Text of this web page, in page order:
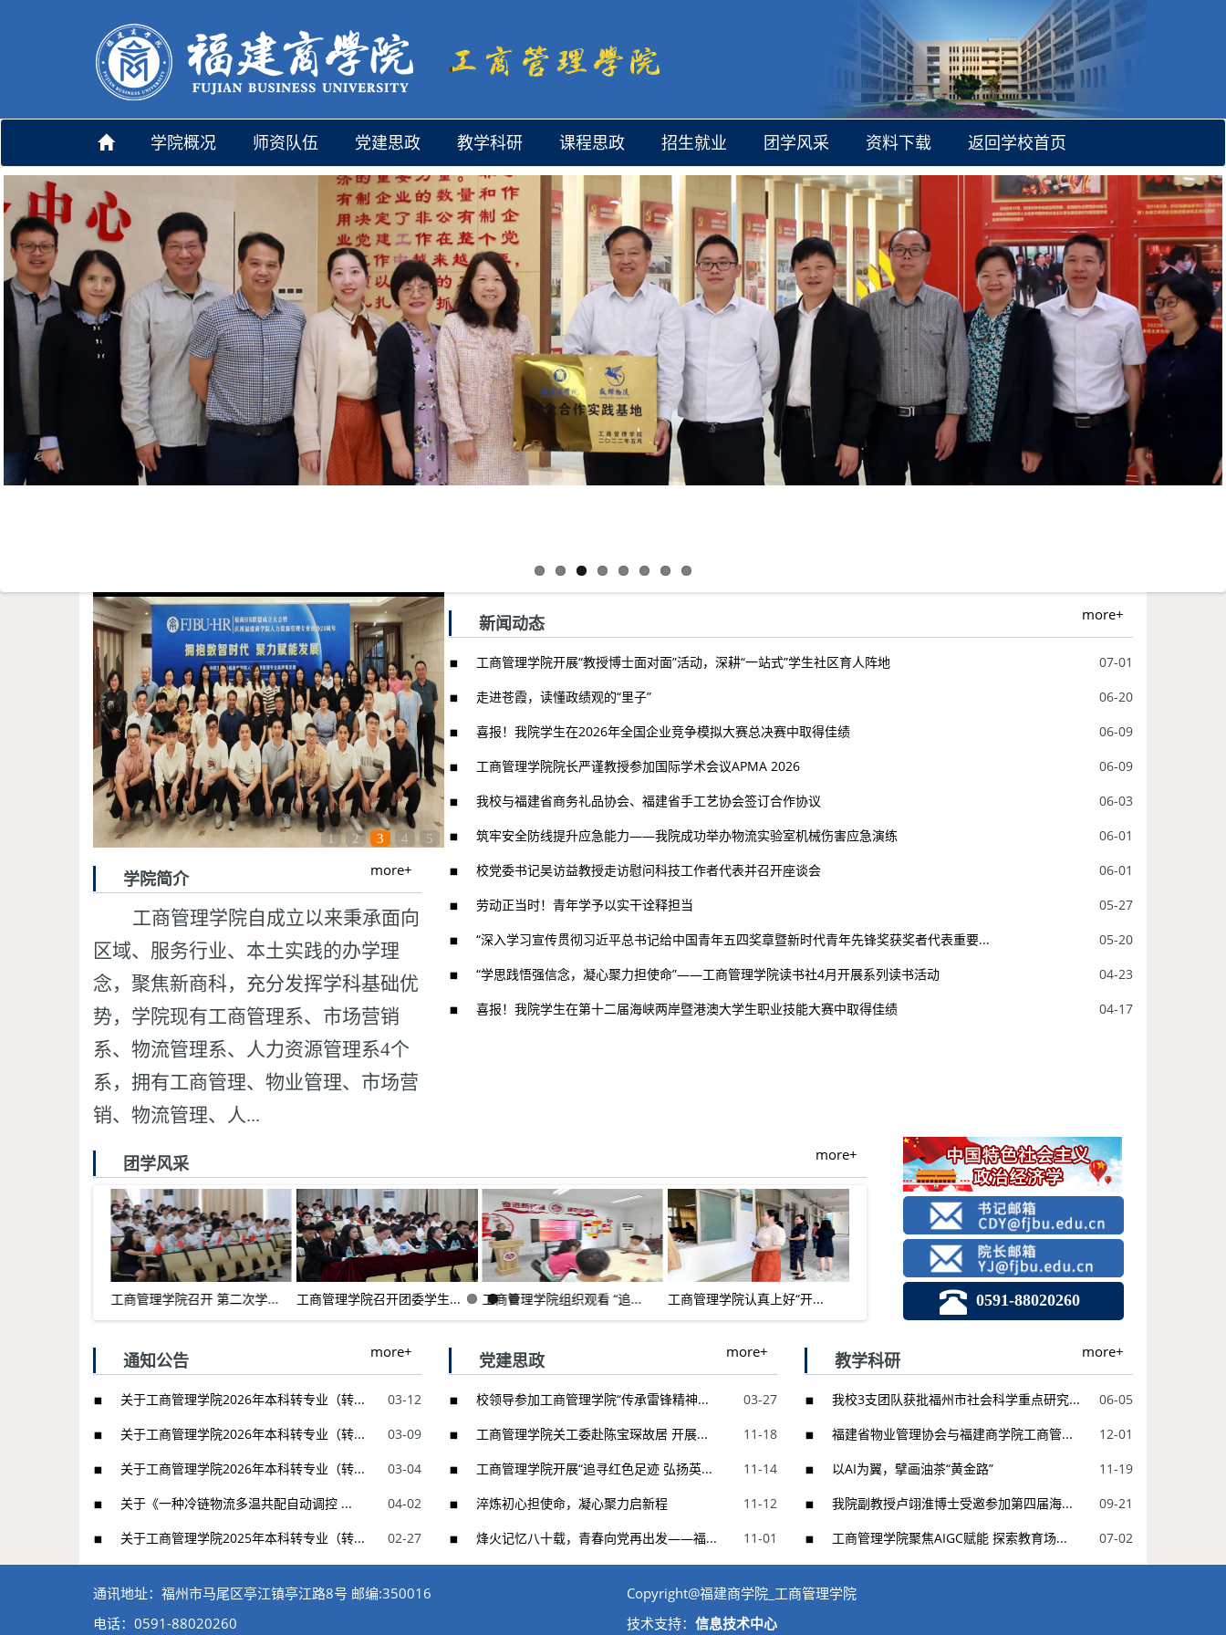
学院概况 师资队伍 党建思政 教学科研 课程思政 招生就业 团学风采 资料下载 返回学校首页
1 2 3 4 5
学院简介 more+
工商管理学院自成立以来秉承面向
区域、服务行业、本土实践的办学理
念，聚焦新商科，充分发挥学科基础优
势， 学院现有工商管理系、市场营销
系、物流管理系、人力资源管理系4个
系，拥有工商管理、物业管理、市场营
销、物流管理、人...
新闻动态 more+
07-01
工商管理学院开展“教授博士面对面”活动，深耕“一站式”学生社区育人阵地
06-20
走进苍霞，读懂政绩观的“里子”
06-09
喜报！我院学生在2026年全国企业竞争模拟大赛总决赛中取得佳绩
06-09
工商管理学院院长严谨教授参加国际学术会议APMA 2026
06-03
我校与福建省商务礼品协会、福建省手工艺协会签订合作协议
06-01
筑牢安全防线提升应急能力——我院成功举办物流实验室机械伤害应急演练
06-01
校党委书记吴访益教授走访慰问科技工作者代表并召开座谈会
05-27
劳动正当时！青年学予以实干诠释担当
05-20
“深入学习宣传贯彻习近平总书记给中国青年五四奖章暨新时代青年先锋奖获奖者代表重要...
04-23
“学思践悟强信念，凝心聚力担使命”——工商管理学院读书社4月开展系列读书活动
04-17
喜报！我院学生在第十二届海峡两岸暨港澳大学生职业技能大赛中取得佳绩
团学风采 more+
工商管理学院召开 第二次学... 工商管理学院召开团委学生... 工商管理学院组织观看 “追... 工商管理学院认真上好“开... 工商管理学院第一次团员代...0591-88020260
通知公告 more+
03-12
关于工商管理学院2026年本科转专业（转...
03-09
关于工商管理学院2026年本科转专业（转...
03-04
关于工商管理学院2026年本科转专业（转...
04-02
关于《一种冷链物流多温共配自动调控 ...
02-27
关于工商管理学院2025年本科转专业（转...
党建思政 more+
03-27
校领导参加工商管理学院“传承雷锋精神...
11-18
工商管理学院关工委赴陈宝琛故居 开展...
11-14
工商管理学院开展“追寻红色足迹 弘扬英...
11-12
淬炼初心担使命，凝心聚力启新程
11-01
烽火记忆八十载，青春向党再出发——福...
教学科研 more+
06-05
我校3支团队获批福州市社会科学重点研究...
12-01
福建省物业管理协会与福建商学院工商管...
11-19
以AI为翼，擘画油茶“黄金路”
09-21
我院副教授卢翊淮博士受邀参加第四届海...
07-02
工商管理学院聚焦AIGC赋能 探索教育场...
通讯地址：福州市马尾区亭江镇亭江路8号 邮编:350016
电话：0591-88020260
Copyright@福建商学院_工商管理学院
技术支持： 信息技术中心